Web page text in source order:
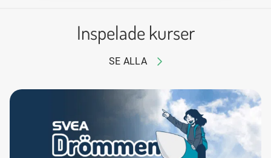
Inspelade kurser
SE ALLA